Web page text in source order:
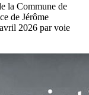
la Commune de
de Jérôme
2026 par voie